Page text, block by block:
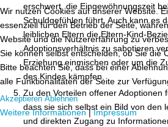
erschwert, die Eingewöhnungszeit
Schuldgefühlen führt. Auch kann es
leiblichen Eltern die Eltern-Kind-
Adoptionsverhältnis zu sabotieren
Erziehung einmischen oder um die
des Kindes kämpfen.
Zu den Vorteilen offener Adoptionen
dass sie sich selbst ein Bild von den
und direkten Zugang zu
Wir nutzen Cookies auf unserer Website.
essenziell für den Betrieb der Seite,
Website und die Nutzererfahrung zu
Sie können selbst entscheiden, ob Sie die
Bitte beachten Sie, dass bei einer
alle Funktionalitäten der Seite zur
Akzeptieren Ablehnen
Weitere Informationen|Impressum